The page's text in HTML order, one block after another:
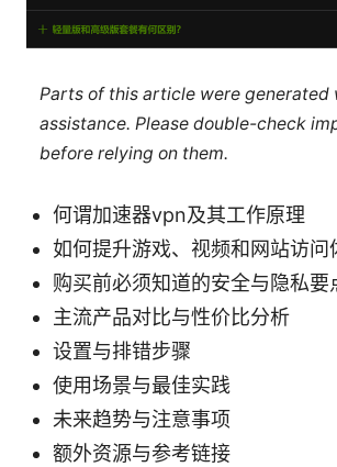
Parts of this article were generated
assistance. Please double-check
before relying on them.
何谓加速器vpn及其工作原理
如何提升游戏、视频和网站访问
购买前必须知道的安全与隐私要
主流产品对比与性价比分析
设置与排错步骤
使用场景与最佳实践
未来趋势与注意事项
额外资源与参考链接